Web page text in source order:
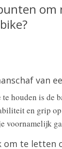
van
houden is de
en grip
voornamelijk
om te letten